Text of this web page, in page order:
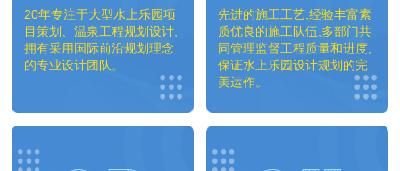
20年专注于大型水上乐园项
目策划、温泉工程规划设计,
拥有采用国际前沿规划理念
的专业设计团队。
先进的施工工艺,经验丰富素
质优良的施工队伍,多部门共
同管理监督工程质量和进度,
保证水上乐园设计规划的完
美运作。